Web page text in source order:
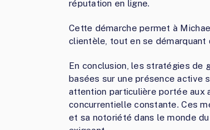
réputation en ligne.
Cette démarche permet à
clientèle, tout en se démarquant
En conclusion, les stratégies de
basées sur une présence active
attention particulière portée aux
concurrentielle constante. Ces
et sa notoriété dans le monde